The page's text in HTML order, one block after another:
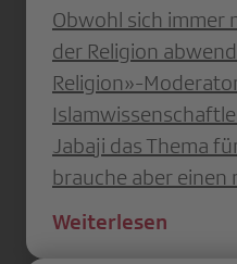
Obwohl sich immer
der Religion
Religion»-
Jabaji das Thema
brauche aber einen
Weiterlesen